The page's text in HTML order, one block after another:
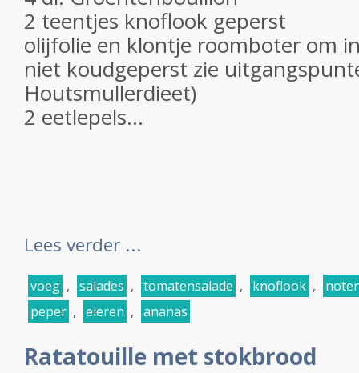
2 teentjes knoflook geperst
olijfolie en klontje roomboter om
niet koudgeperst zie
Houtsmullerdieet)
2 eetlepels...
Lees verder ...
voeg , salades , tomatensalade , knoflook ,
peper , eieren , ananas
Ratatouille met stokbrood